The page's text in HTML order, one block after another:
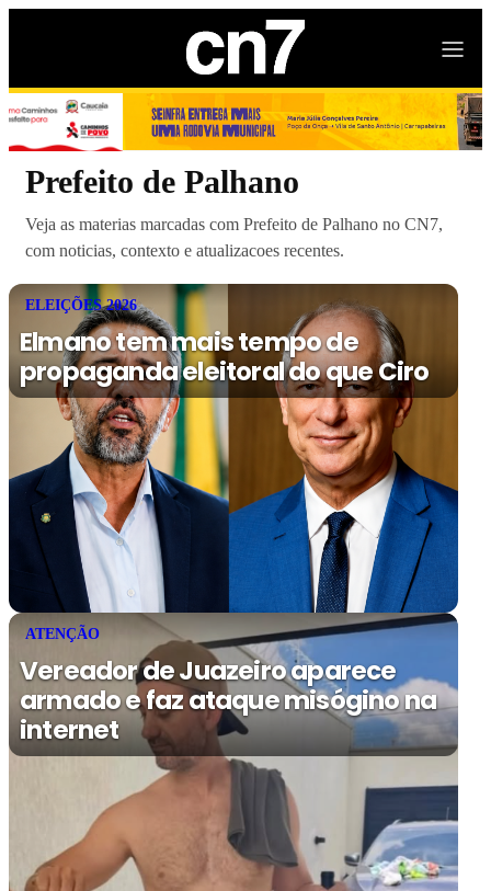
Prefeito de Palhano
Veja as materias marcadas com Prefeito de Palhano no CN7,
com noticias, contexto e atualizacoes recentes.
ELEIÇÕES 2026
Elmano tem mais tempo de
propaganda eleitoral do que Ciro
ATENÇÃO
Vereador de Juazeiro aparece
armado e faz ataque misógino na
internet